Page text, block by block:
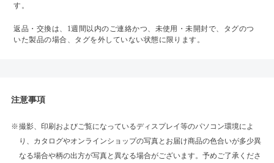
す。
返品・交換は、1週間以内のご連絡かつ、未使用・未開封で、タグのつ
いた製品の場合、タグを外していない状態に限ります。
注意事項
撮影、印刷およびご覧になっているディスプレイ等のパソコン環境によ
り、カタログやオンラインショップの写真とお届け商品の色合いが多少異
なる場合や柄の出方が写真と異なる場合がございます。予めご了承くださ